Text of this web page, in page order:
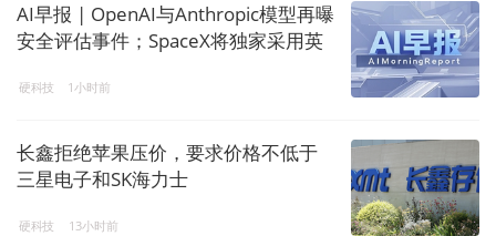
AI早报 | OpenAI与Anthropic模型再曝
安全评估事件；SpaceX将独家采用英
心
硬科技 1小时前
长鑫拒绝苹果压价，要求价格不低于
三星电子和SK海力士
硬科技 13小时前